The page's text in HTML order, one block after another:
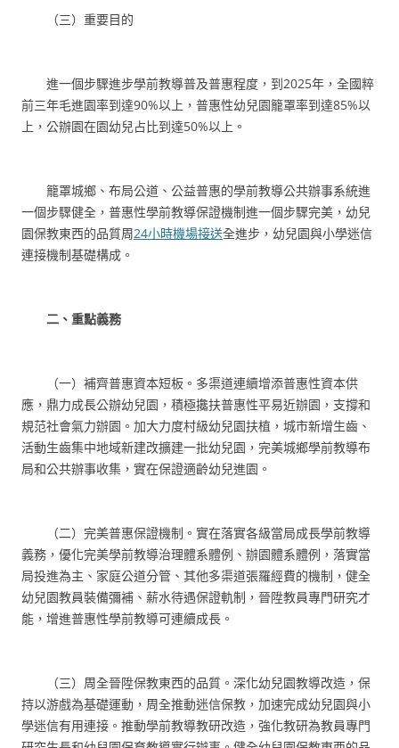
（三）重要目的
進一個步驟進步學前教導普及普惠程度，到2025年，全國粹
前三年毛進園率到達90%以上，普惠性幼兒園籠罩率到達85%以
上，公辦園在園幼兒占比到達50%以上。
籠罩城鄉、布局公道、公益普惠的學前教導公共辦事系統進
一個步驟健全，普惠性學前教導保證機制進一個步驟完美，幼兒
園保教東西的品質周24小時機場接送全進步，幼兒園與小學迷信
連接機制基礎構成。
二、重點義務
（一）補齊普惠資本短板。多渠道連續增添普惠性資本供
應，鼎力成長公辦幼兒園，積極攙扶普惠性平易近辦園，支撐和
規范社會氣力辦園。加大力度村級幼兒園扶植，城市新增生齒、
活動生齒集中地域新建改擴建一批幼兒園，完美城鄉學前教導布
局和公共辦事收集，實在保證適齡幼兒進園。
（二）完美普惠保證機制。實在落實各級當局成長學前教導
義務，優化完美學前教導治理體系體例、辦園體系體例，落實當
局投進為主、家庭公道分管、其他多渠道張羅經費的機制，健全
幼兒園教員裝備彌補、薪水待遇保證軌制，晉陞教員專門研究才
能，增進普惠性學前教導可連續成長。
（三）周全晉陞保教東西的品質。深化幼兒園教導改造，保
持以游戲為基礎運動，周全推動迷信保教，加速完成幼兒園與小
學迷信有用連接。推動學前教導教研改造，強化教研為教員專門